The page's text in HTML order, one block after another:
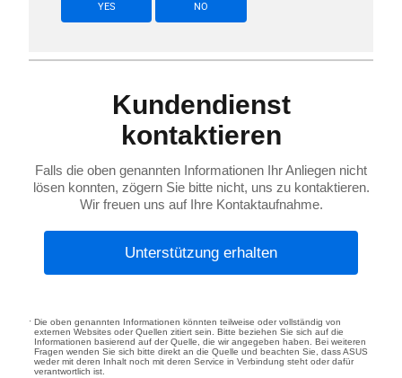
YES NO
Kundendienst
kontaktieren
Falls die oben genannten Informationen Ihr Anliegen nicht
lösen konnten, zögern Sie bitte nicht, uns zu kontaktieren.
Wir freuen uns auf Ihre Kontaktaufnahme.
Unterstützung erhalten
Die oben genannten Informationen könnten teilweise oder vollständig von
externen Websites oder Quellen zitiert sein. Bitte beziehen Sie sich auf die
Informationen basierend auf der Quelle, die wir angegeben haben. Bei weiteren
Fragen wenden Sie sich bitte direkt an die Quelle und beachten Sie, dass ASUS
weder mit deren Inhalt noch mit deren Service in Verbindung steht oder dafür
verantwortlich ist.